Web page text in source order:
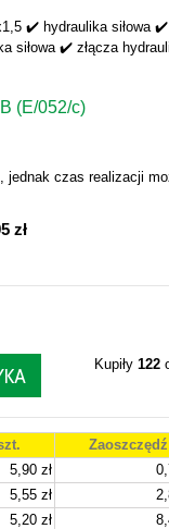
✔️ hydraulika siłowa ✔️
siłowa ✔️ złącza
(E/052/c)
jednak czas realizacji
zł
Kupiły 122
Zaoszczędź
5,90 zł
5,55 zł
5,20 zł